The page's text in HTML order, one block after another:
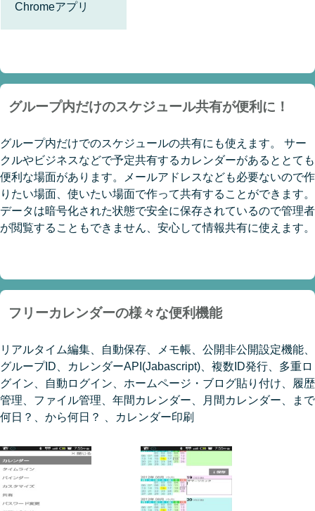
Chromeアプリ
グループ内だけのスケジュール共有が便利に！
グループ内だけでのスケジュールの共有にも使えます。 サー
クルやビジネスなどで予定共有するカレンダーがあるととても
便利な場面があります。メールアドレスなども必要ないので作
りたい場面、使いたい場面で作って共有することができます。
データは暗号化された状態で安全に保存されているので管理者
が閲覧することもできません、安心して情報共有に使えます。
フリーカレンダーの様々な便利機能
リアルタイム編集、自動保存、メモ帳、公開非公開設定機能、
グループID、カレンダーAPI(Jabascript)、複数ID発行、多重ロ
グイン、自動ログイン、ホームページ・ブログ貼り付け、履歴
管理、ファイル管理、年間カレンダー、月間カレンダー、まで
何日？、から何日？ 、カレンダー印刷